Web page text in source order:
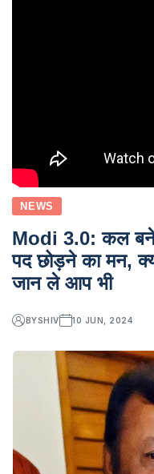
NEWS
Modi 3.0: कल बने
पद छोड़ने का मन,
जान ले आप भी
BYSHIV 10 JUN, 2024